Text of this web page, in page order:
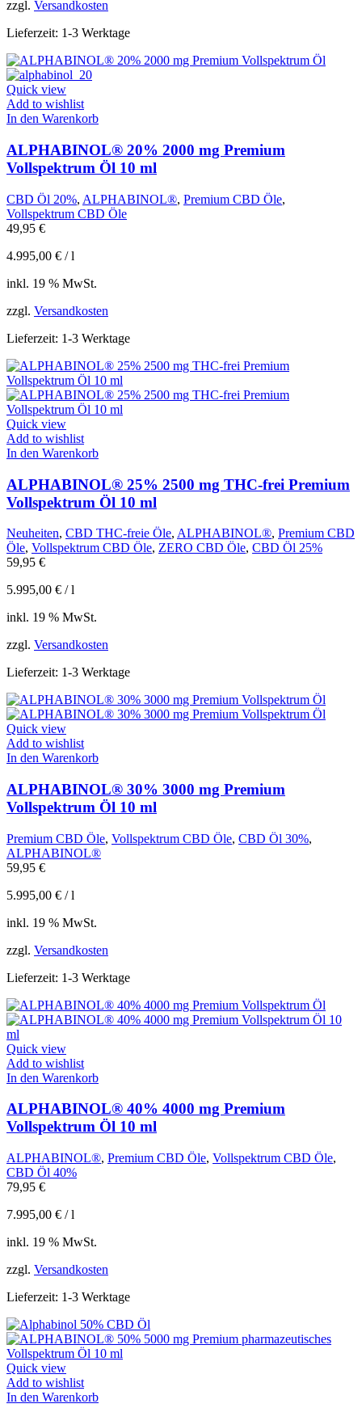
zzgl. Versandkosten
Lieferzeit: 1-3 Werktage
Quick view
Add to wishlist
In den Warenkorb
ALPHABINOL® 20% 2000 mg Premium
Vollspektrum Öl 10 ml
CBD Öl 20%, ALPHABINOL®, Premium CBD Öle,
Vollspektrum CBD Öle
49,95 €
4.995,00 € /l
inkl. 19 % MwSt.
zzgl. Versandkosten
Lieferzeit: 1-3 Werktage
Quick view
Add to wishlist
In den Warenkorb
ALPHABINOL® 25% 2500 mg THC-frei Premium
Vollspektrum Öl 10 ml
Neuheiten, CBD THC-freie Öle, ALPHABINOL®, Premium CBD
Öle, Vollspektrum CBD Öle, ZERO CBD Öle, CBD Öl 25%
59,95 €
5.995,00 € /l
inkl. 19 % MwSt.
zzgl. Versandkosten
Lieferzeit: 1-3 Werktage
Quick view
Add to wishlist
In den Warenkorb
ALPHABINOL® 30% 3000 mg Premium
Vollspektrum Öl 10 ml
Premium CBD Öle, Vollspektrum CBD Öle, CBD Öl 30%,
ALPHABINOL®
59,95 €
5.995,00 € /l
inkl. 19 % MwSt.
zzgl. Versandkosten
Lieferzeit: 1-3 Werktage
Quick view
Add to wishlist
In den Warenkorb
ALPHABINOL® 40% 4000 mg Premium
Vollspektrum Öl 10 ml
ALPHABINOL®, Premium CBD Öle, Vollspektrum CBD Öle,
CBD Öl 40%
79,95 €
7.995,00 € /l
inkl. 19 % MwSt.
zzgl. Versandkosten
Lieferzeit: 1-3 Werktage
Quick view
Add to wishlist
In den Warenkorb